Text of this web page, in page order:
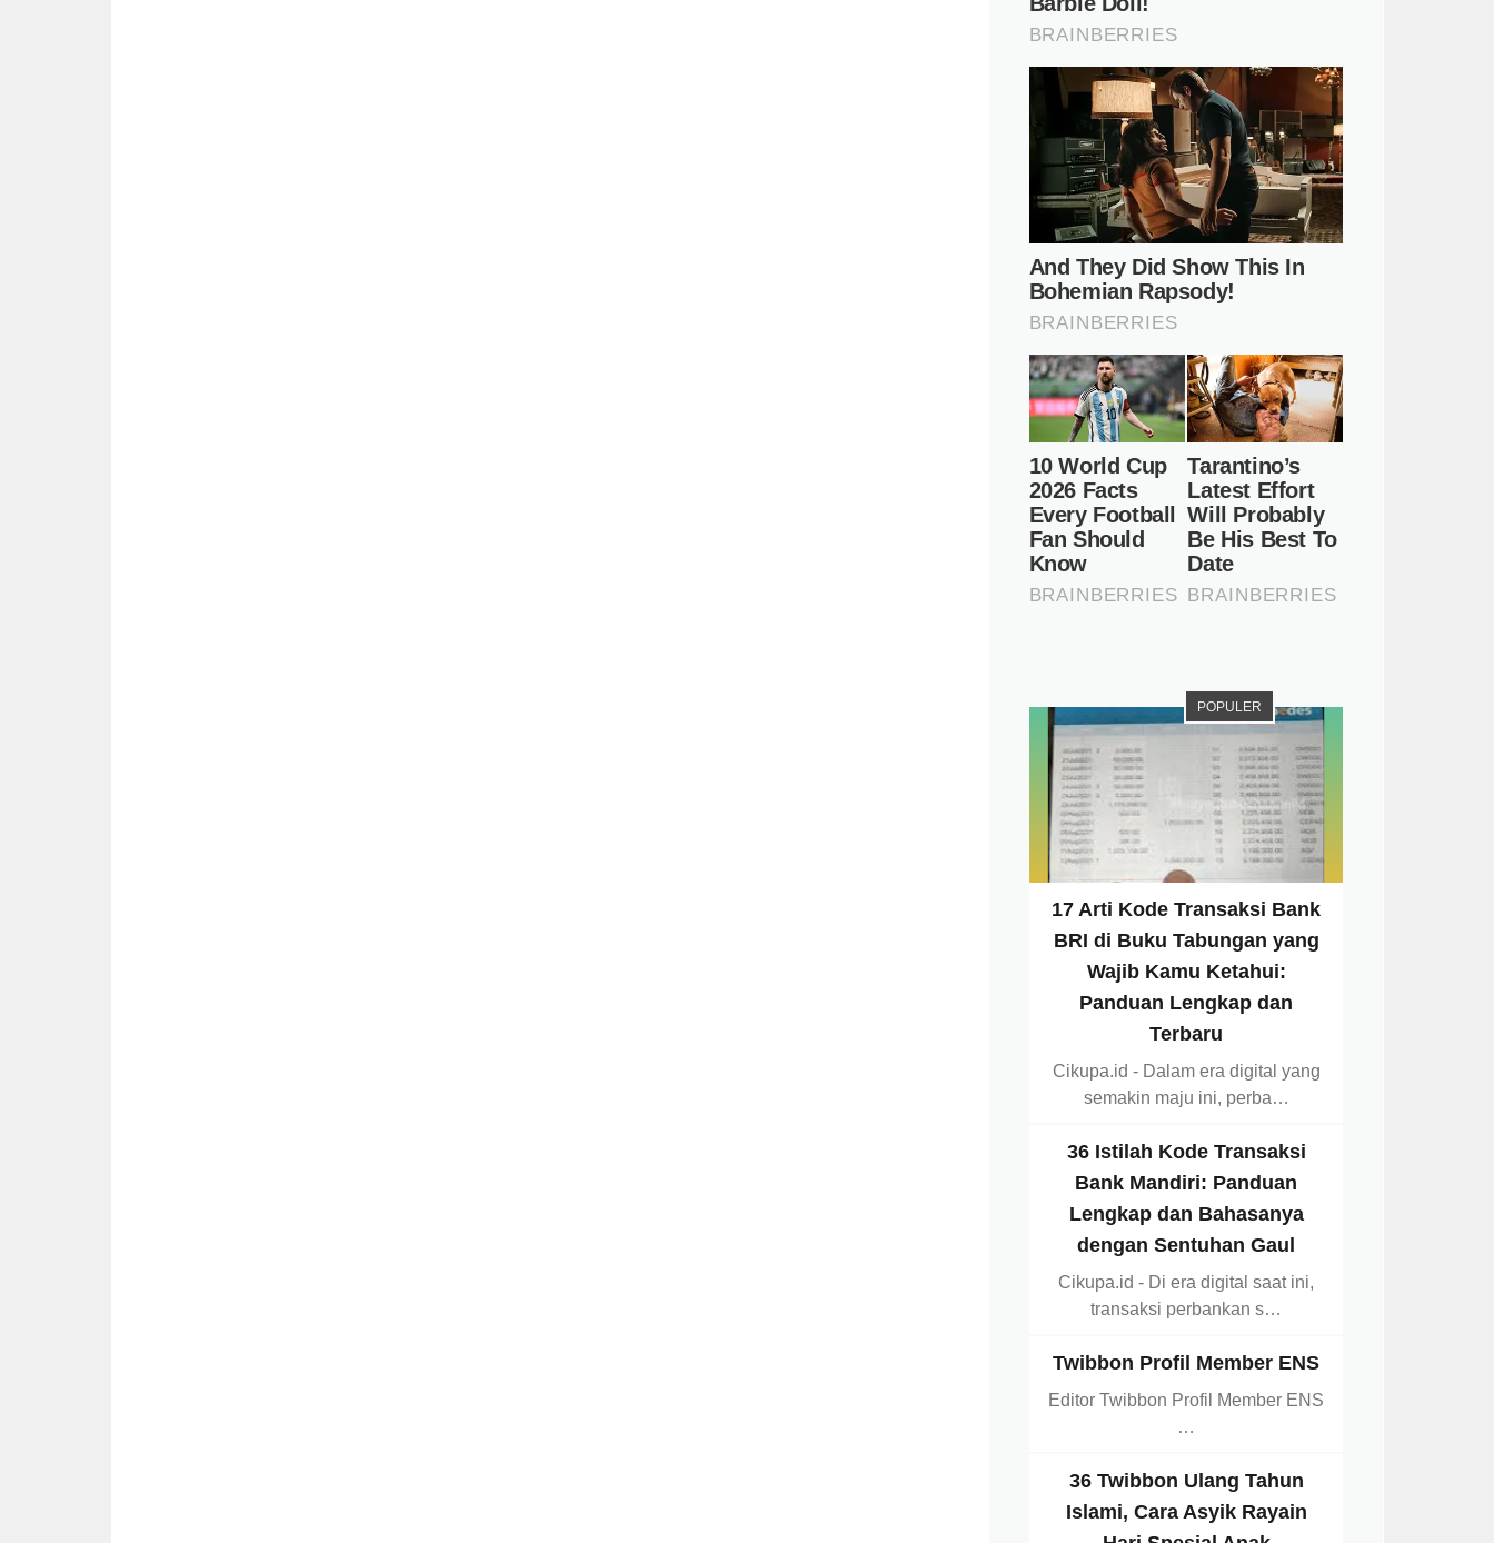
POPULER
17 Arti Kode Transaksi Bank
BRI di Buku Tabungan yang
Wajib Kamu Ketahui:
Panduan Lengkap dan
Terbaru
Cikupa.id - Dalam era digital yang
semakin maju ini, perba…
36 Istilah Kode Transaksi
Bank Mandiri: Panduan
Lengkap dan Bahasanya
dengan Sentuhan Gaul
Cikupa.id - Di era digital saat ini,
transaksi perbankan s…
Twibbon Profil Member ENS
Editor Twibbon Profil Member ENS
…
36 Twibbon Ulang Tahun
Islami, Cara Asyik Rayain